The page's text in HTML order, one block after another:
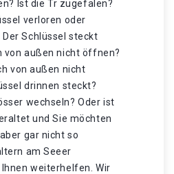
Ist die Tr zugefalen?
verloren oder
Schlüssel steckt
von außen nicht öffnen?
von außen nicht
drinnen steckt?
wechseln? Oder ist
und Sie möchten
gar nicht so
am Seeer
weiterhelfen. Wir